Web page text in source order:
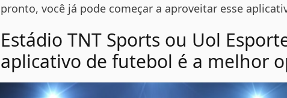
pronto, você já pode começar a aproveitar esse
Estádio TNT Sports ou Uol
aplicativo de futebol é a melhor